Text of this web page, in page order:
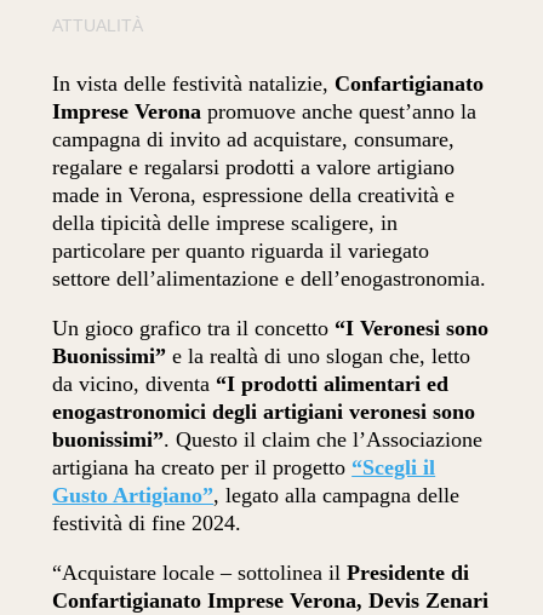
ATTUALITÀ
In vista delle festività natalizie, Confartigianato
Imprese Verona promuove anche quest’anno la
campagna di invito ad acquistare, consumare,
regalare e regalarsi prodotti a valore artigiano
made in Verona, espressione della creatività e
della tipicità delle imprese scaligere, in
particolare per quanto riguarda il variegato
settore dell’alimentazione e dell’enogastronomia.
Un gioco grafico tra il concetto “I Veronesi sono
Buonissimi” e la realtà di uno slogan che, letto
da vicino, diventa “I prodotti alimentari ed
enogastronomici degli artigiani veronesi sono
buonissimi”. Questo il claim che l’Associazione
artigiana ha creato per il progetto “Scegli il
Gusto Artigiano”, legato alla campagna delle
festività di fine 2024.
“Acquistare locale – sottolinea ilPresidente di
Confartigianato Imprese Verona, Devis Zenari